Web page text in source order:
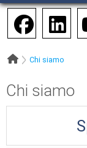
Chi siamo
Chi siamo